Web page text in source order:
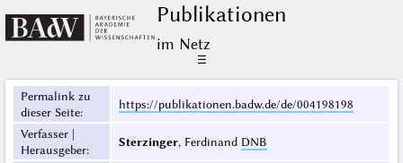
Publikationen
im Netz
☰
Permalink zu
dieser Seite:
https://publikationen.badw.de/de/004198198
Verfasser |
Herausgeber:
Sterzinger, Ferdinand DNB